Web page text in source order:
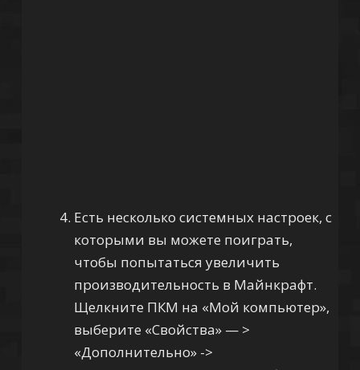
Есть несколько системных настроек, с
которыми вы можете поиграть,
чтобы попытаться увеличить
производительность в Майнкрафт.
Щелкните ПКМ на «Мой компьютер»,
выберите «Свойства» — >
«Дополнительно» ->